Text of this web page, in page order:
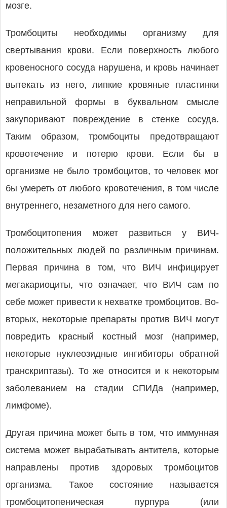
мозге.
Тромбоциты необходимы организму для
свертывания крови. Если поверхность любого
кровеносного сосуда нарушена, и кровь начинает
вытекать из него, липкие кровяные пластинки
неправильной формы в буквальном смысле
закупоривают повреждение в стенке сосуда.
Таким образом, тромбоциты предотвращают
кровотечение и потерю крови. Если бы в
организме не было тромбоцитов, то человек мог
бы умереть от любого кровотечения, в том числе
внутреннего, незаметного для него самого.
Тромбоцитопения может развиться у ВИЧ-
положительных людей по различным причинам.
Первая причина в том, что ВИЧ инфицирует
мегакариоциты, что означает, что ВИЧ сам по
себе может привести к нехватке тромбоцитов. Во-
вторых, некоторые препараты против ВИЧ могут
повредить красный костный мозг (например,
некоторые нуклеозидные ингибиторы обратной
транскриптазы). То же относится и к некоторым
заболеванием на стадии СПИДа (например,
лимфоме).
Другая причина может быть в том, что иммунная
система может вырабатывать антитела, которые
направлены против здоровых тромбоцитов
организма. Такое состояние называется
тромбоцитопеническая пурпура (или